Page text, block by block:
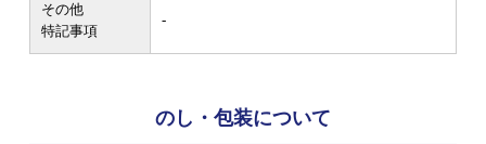
その他
特記事項
-
のし・包装について